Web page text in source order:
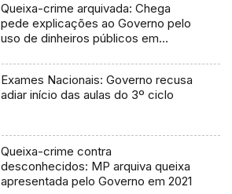
Queixa-crime arquivada: Chega
pede explicações ao Governo pelo
uso de dinheiros públicos em
Exames Nacionais: Governo recusa
adiar início das aulas do 3º ciclo
Queixa-crime contra
desconhecidos: MP arquiva queixa
apresentada pelo Governo em 2021